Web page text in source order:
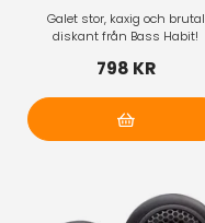
Galet stor, kaxig och brutal
diskant från Bass Habit!
798 KR